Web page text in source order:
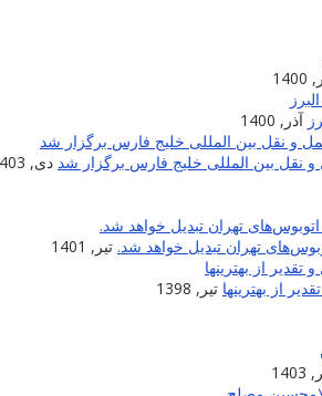
آذر, 1400
نقل بین المللی خلیج فارس برگزار شد دی, 1403
تهران تبدیل خواهد شد. تیر, 1401
از بهترینها تیر, 1398